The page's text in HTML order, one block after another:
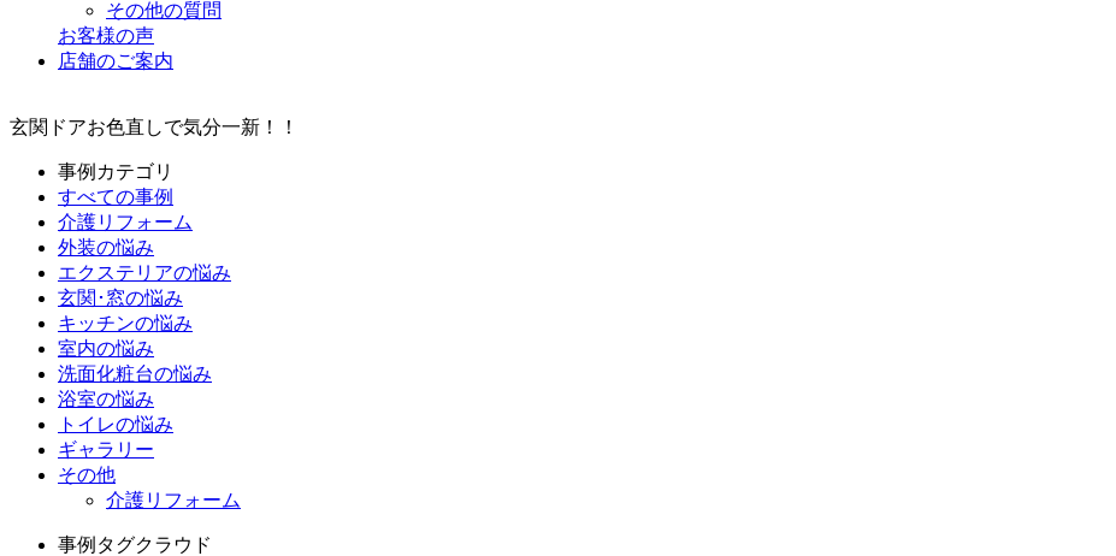
その他の質問
お客様の声
店舗のご案内
玄関ドアお色直しで気分一新！！
事例カテゴリ
すべての事例
介護リフォーム
外装の悩み
エクステリアの悩み
玄関･窓の悩み
キッチンの悩み
室内の悩み
洗面化粧台の悩み
浴室の悩み
トイレの悩み
ギャラリー
その他
介護リフォーム
事例タグクラウド